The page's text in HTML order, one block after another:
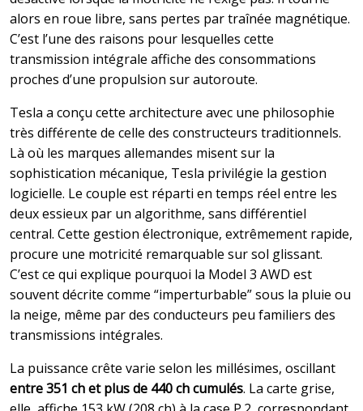
alors en roue libre, sans pertes par traînée magnétique.
C’est l’une des raisons pour lesquelles cette
transmission intégrale affiche des consommations
proches d’une propulsion sur autoroute.
Tesla a conçu cette architecture avec une philosophie
très différente de celle des constructeurs traditionnels.
Là où les marques allemandes misent sur la
sophistication mécanique, Tesla privilégie la gestion
logicielle. Le couple est réparti en temps réel entre les
deux essieux par un algorithme, sans différentiel
central. Cette gestion électronique, extrêmement rapide,
procure une motricité remarquable sur sol glissant.
C’est ce qui explique pourquoi la Model 3 AWD est
souvent décrite comme “imperturbable” sous la pluie ou
la neige, même par des conducteurs peu familiers des
transmissions intégrales.
La puissance crête varie selon les millésimes, oscillant
entre 351 ch et plus de 440 ch cumulés. La carte grise,